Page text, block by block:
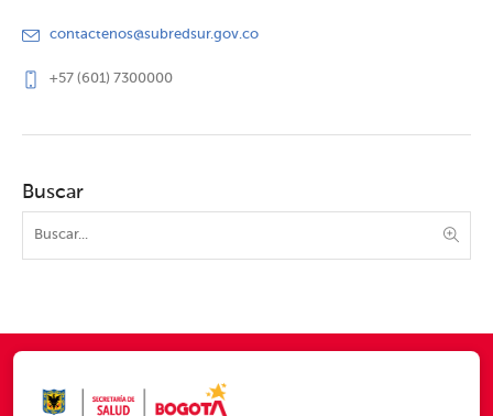
contactenos@subredsur.gov.co
+57 (601) 7300000
Buscar